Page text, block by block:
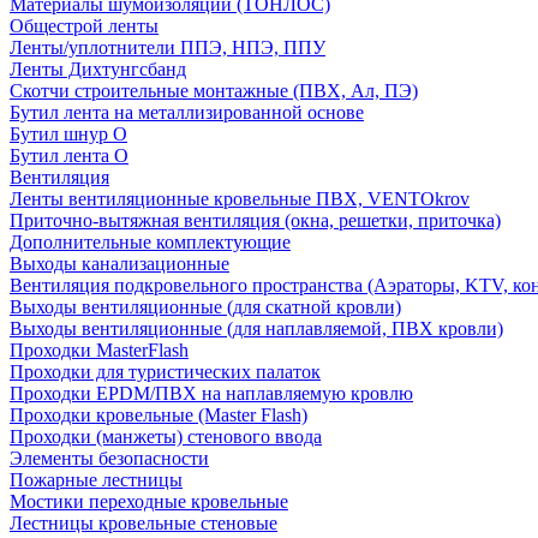
Материалы шумоизоляции (TОНЛОС)
Общестрой ленты
Ленты/уплотнители ППЭ, НПЭ, ППУ
Ленты Дихтунгсбанд
Скотчи строительные монтажные (ПВХ, Ал, ПЭ)
Бутил лента на металлизированной основе
Бутил шнур О
Бутил лента О
Вентиляция
Ленты вентиляционные кровельные ПВХ, VENTOkrov
Приточно-вытяжная вентиляция (окна, решетки, приточка)
Дополнительные комплектующие
Выходы канализационные
Вентиляция подкровельного пространства (Аэраторы, KTV,
Выходы вентиляционные (для скатной кровли)
Выходы вентиляционные (для наплавляемой, ПВХ кровли)
Проходки MasterFlash
Проходки для туристических палаток
Проходки EPDM/ПВХ на наплавляемую кровлю
Проходки кровельные (Master Flash)
Проходки (манжеты) стенового ввода
Элементы безопасности
Пожарные лестницы
Мостики переходные кровельные
Лестницы кровельные стеновые